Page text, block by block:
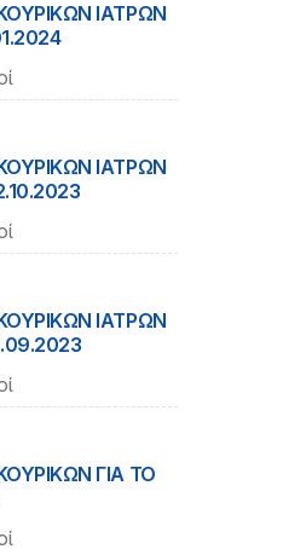
ΙΑΤΡΩΝ
ΙΑΤΡΩΝ
ΙΑΤΡΩΝ
ΓΙΑ ΤΟ